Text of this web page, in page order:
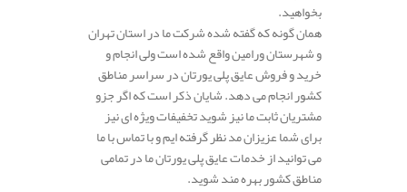
بخواهید.
همان گونه که گفته شده شرکت ما در استان تهران
و شهرستان ورامین واقع شده است ولی انجام و
خرید و فروش عایق پلی یورتان در سراسر مناطق
کشور انجام می دهد. شایان ذکر است که اگر جزو
مشتریان ثابت ما نیز شوید تخفیفات ویژه ای نیز
برای شما عزیزان مد نظر گرفته ایم و با تماس با ما
می توانید از خدمات عایق پلی یورتان ما در تمامی
مناطق کشور بهره مند شوید.